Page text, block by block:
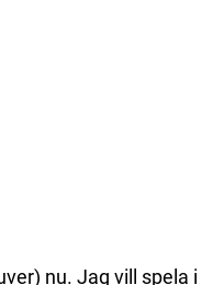
nu. Jag vill spela i